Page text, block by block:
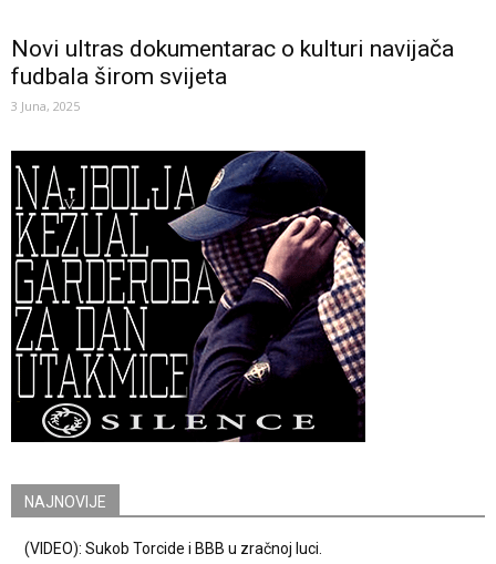
Novi ultras dokumentarac o kulturi navijača
fudbala širom svijeta
3 Juna, 2025
NAJNOVIJE
(VIDEO): Sukob Torcide i BBB u zračnoj luci.